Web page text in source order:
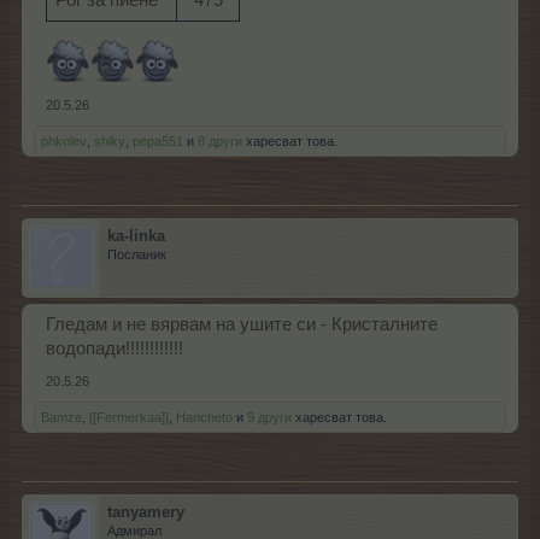
20.5.26
phkolev shiky pepa551 и 8 други харесват това.
ka-linka
Посланик
Гледам и не вярвам на ушите си - Кристалните
водопади!!!!!!!!!!!!
20.5.26
Bamze [[Fermerkaa]] Hancheto и 9 други харесват това.
tanyamery
Адмирал